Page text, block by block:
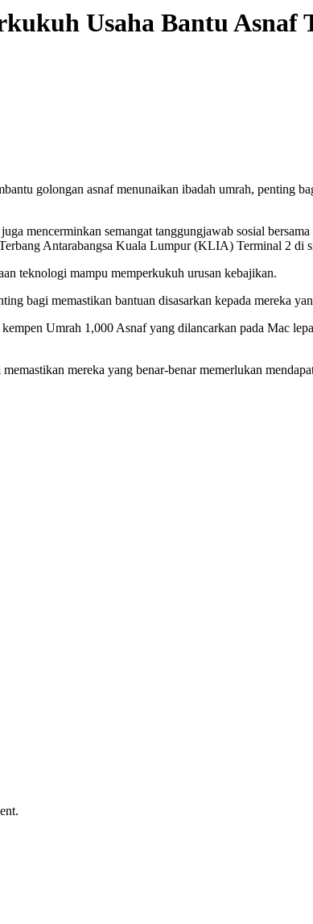
Usaha Bantu Asnaf
golongan asnaf menunaikan ibadah umrah, penting
mencerminkan semangat tanggungjawab sosial
Antarabangsa Kuala Lumpur (KLIA) Terminal 2 di
teknologi mampu memperkukuh urusan kebajikan.
bagi memastikan bantuan disasarkan kepada mereka
Umrah 1,000 Asnaf yang dilancarkan pada Mac
mereka yang benar-benar memerlukan